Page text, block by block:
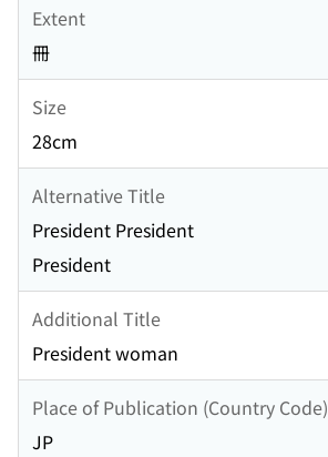
Extent
冊
Size
28cm
Alternative Title
President President
President
Additional Title
President woman
Place of Publication (Country Code)
JP